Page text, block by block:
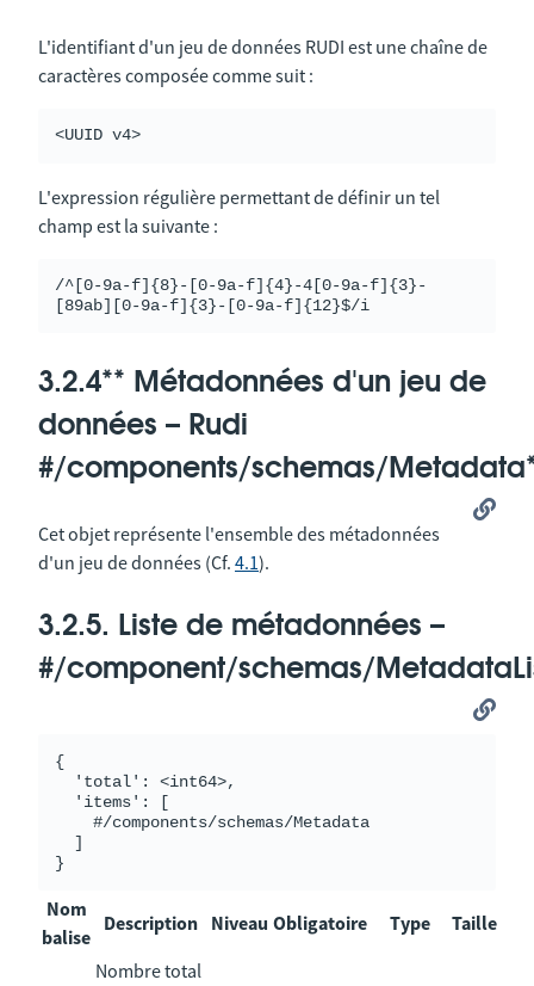
L'identifiant d'un jeu de données RUDI est une chaîne de
caractères composée comme suit :
L'expression régulière permettant de définir un tel
champ est la suivante :
/^[0-9a-f]{8}-[0-9a-f]{4}-4[0-9a-f]{3}-
3.2.4** Métadonnées d'un jeu de
données – Rudi
#/components/schemas/
Cet objet représente l'ensemble des métadonnées
d'un jeu de données (Cf. 4.1).
3.2.5. Liste de métadonnées –
#/component/schemas/
{
    #/components/schemas/Metadata
Nom
balise
Description Niveau Obligatoire Type Taille
Nombre total